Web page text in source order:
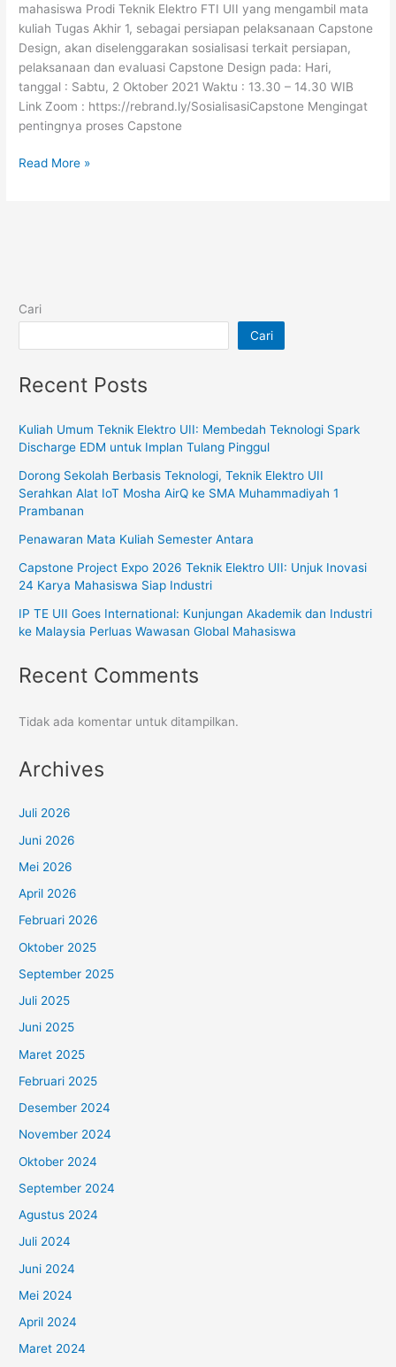
mahasiswa Prodi Teknik Elektro FTI UII yang mengambil mata
kuliah Tugas Akhir 1, sebagai persiapan pelaksanaan Capstone
Design, akan diselenggarakan sosialisasi terkait persiapan,
pelaksanaan dan evaluasi Capstone Design pada: Hari,
tanggal : Sabtu, 2 Oktober 2021 Waktu : 13.30 – 14.30 WIB
Link Zoom : https://rebrand.ly/SosialisasiCapstone Mengingat
pentingnya proses Capstone
Read More »
Cari
Cari
Recent Posts
Kuliah Umum Teknik Elektro UII: Membedah Teknologi Spark
Discharge EDM untuk Implan Tulang Pinggul
Dorong Sekolah Berbasis Teknologi, Teknik Elektro UII
Serahkan Alat IoT Mosha AirQ ke SMA Muhammadiyah 1
Prambanan
Penawaran Mata Kuliah Semester Antara
Capstone Project Expo 2026 Teknik Elektro UII: Unjuk Inovasi
24 Karya Mahasiswa Siap Industri
IP TE UII Goes International: Kunjungan Akademik dan Industri
ke Malaysia Perluas Wawasan Global Mahasiswa
Recent Comments
Tidak ada komentar untuk ditampilkan.
Archives
Juli 2026
Juni 2026
Mei 2026
April 2026
Februari 2026
Oktober 2025
September 2025
Juli 2025
Juni 2025
Maret 2025
Februari 2025
Desember 2024
November 2024
Oktober 2024
September 2024
Agustus 2024
Juli 2024
Juni 2024
Mei 2024
April 2024
Maret 2024